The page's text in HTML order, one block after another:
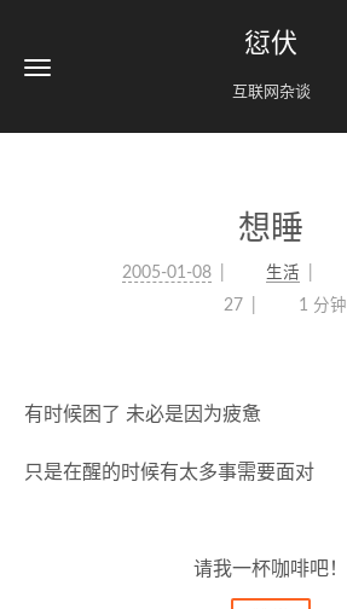
愆伏
互联网杂谈
想睡
2005-01-08 生活
27
1 分钟
有时候困了 未必是因为疲惫
只是在醒的时候有太多事需要面对
请我一杯咖啡吧！